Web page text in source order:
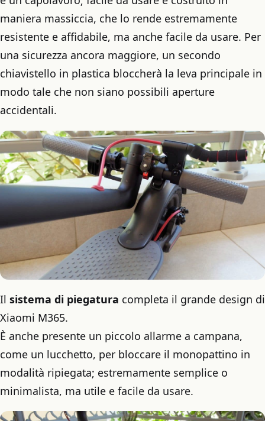
maniera massiccia, che lo rende estremamente
resistente e affidabile, ma anche facile da usare. Per
una sicurezza ancora maggiore, un secondo
chiavistello in plastica bloccherà la leva principale in
modo tale che non siano possibili aperture
accidentali.
Il sistema di piegatura completa il grande design di
Xiaomi M365.
È anche presente un piccolo allarme a campana,
come un lucchetto, per bloccare il monopattino in
modalità ripiegata; estremamente semplice o
minimalista, ma utile e facile da usare.